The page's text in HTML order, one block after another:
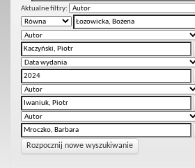
Aktualne filtry:
Rozpocznij nowe wyszukiwanie